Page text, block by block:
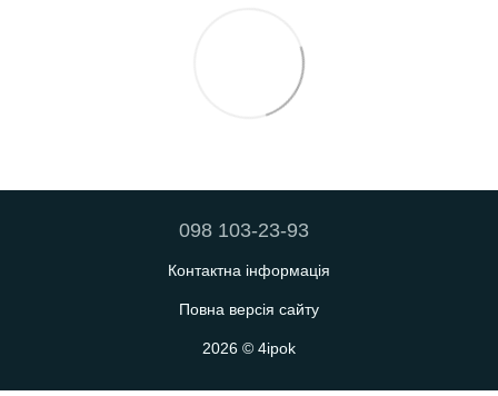
098 103-23-93
Контактна інформація
Повна версія сайту
2026 © 4ipok